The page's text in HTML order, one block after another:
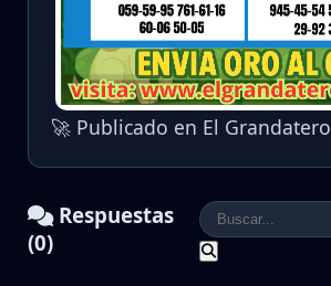
🚀 Publicado en El Grandatero
Respuestas
(0)